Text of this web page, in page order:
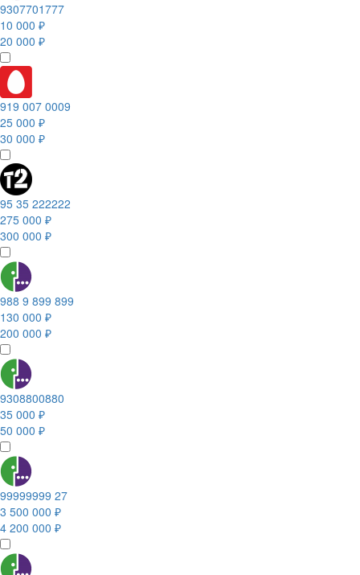
9307701777
10 000 ₽
20 000 ₽
919 007 0009
25 000 ₽
30 000 ₽
95 35 222222
275 000 ₽
300 000 ₽
988 9 899 899
130 000 ₽
200 000 ₽
9308800880
35 000 ₽
50 000 ₽
99999999 27
3 500 000 ₽
4 200 000 ₽